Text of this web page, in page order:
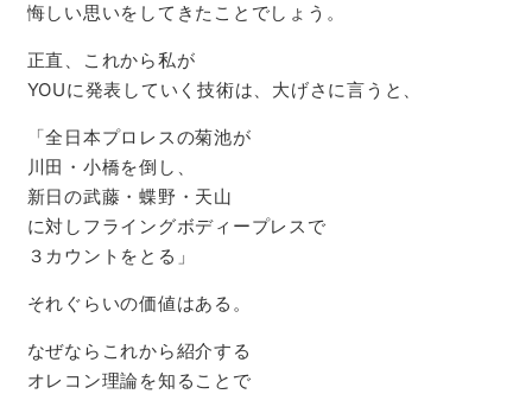
悔しい思いをしてきたことでしょう。
正直、これから私が
YOUに発表していく技術は、大げさに言うと、
「全日本プロレスの菊池が
川田・小橋を倒し、
新日の武藤・蝶野・天山
に対しフライングボディープレスで
３カウントをとる」
それぐらいの価値はある。
なぜならこれから紹介する
オレコン理論を知ることで